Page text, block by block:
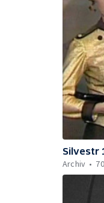
Silvestr
Archiv